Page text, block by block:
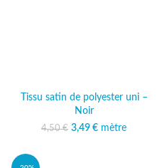
Tissu satin de polyester uni –
Noir
4,50€ Le prix initial était :
3,49 € Le prix actuel
mètre